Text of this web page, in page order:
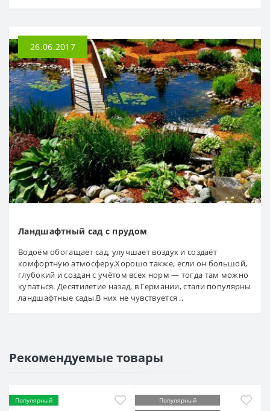
26.06.2017
Ландшафтный сад с прудом
Водоём обогащает сад, улучшает воздух и создаёт
комфортную атмосферу.Хорошо также, если он большой,
глубокий и создан с учётом всех норм — тогда там можно
купаться. Десятилетие назад, в Германии, стали популярны
ландшафтные сады.В них не чувствуется ..
Рекомендуемые товары
Популярный Популярный